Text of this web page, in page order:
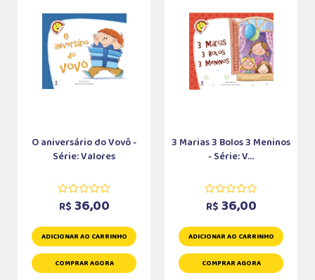
O aniversário do Vovô -
Série: Valores
R$ 36,00
ADICIONAR AO CARRINHO
COMPRAR AGORA
3 Marias 3 Bolos 3 Meninos
- Série: V...
R$ 36,00
ADICIONAR AO CARRINHO
COMPRAR AGORA